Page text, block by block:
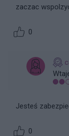
zaczac
0
Jesteś
0